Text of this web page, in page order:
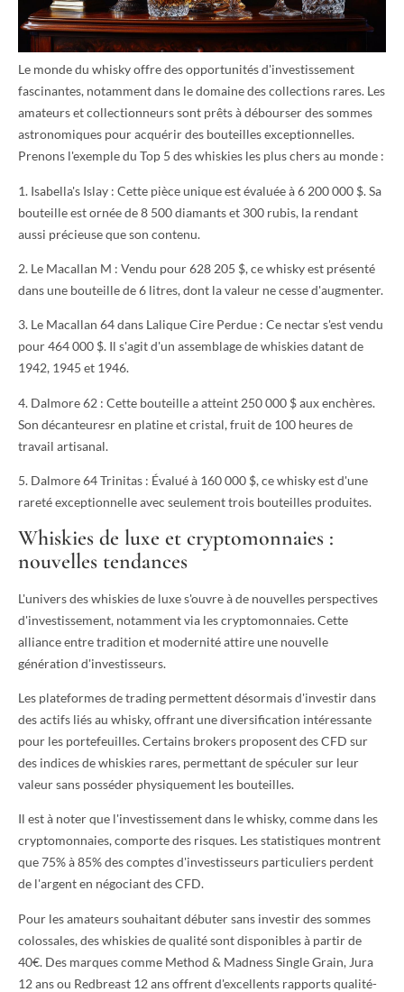
Le monde du whisky offre des opportunités d'investissement
fascinantes, notamment dans le domaine des collections rares. Les
amateurs et collectionneurs sont prêts à débourser des sommes
astronomiques pour acquérir des bouteilles exceptionnelles.
Prenons l'exemple du Top 5 des whiskies les plus chers au monde :
1. Isabella's Islay : Cette pièce unique est évaluée à 6 200 000 $. Sa
bouteille est ornée de 8 500 diamants et 300 rubis, la rendant
aussi précieuse que son contenu.
2. Le Macallan M : Vendu pour 628 205 $, ce whisky est présenté
dans une bouteille de 6 litres, dont la valeur ne cesse d'augmenter.
3. Le Macallan 64 dans Lalique Cire Perdue : Ce nectar s'est vendu
pour 464 000 $. Il s'agit d'un assemblage de whiskies datant de
1942, 1945 et 1946.
4. Dalmore 62 : Cette bouteille a atteint 250 000 $ aux enchères.
Son décanteuresr en platine et cristal, fruit de 100 heures de
travail artisanal.
5. Dalmore 64 Trinitas : Évalué à 160 000 $, ce whisky est d'une
rareté exceptionnelle avec seulement trois bouteilles produites.
Whiskies de luxe et cryptomonnaies :
nouvelles tendances
L'univers des whiskies de luxe s'ouvre à de nouvelles perspectives
d'investissement, notamment via les cryptomonnaies. Cette
alliance entre tradition et modernité attire une nouvelle
génération d'investisseurs.
Les plateformes de trading permettent désormais d'investir dans
des actifs liés au whisky, offrant une diversification intéressante
pour les portefeuilles. Certains brokers proposent des CFD sur
des indices de whiskies rares, permettant de spéculer sur leur
valeur sans posséder physiquement les bouteilles.
Il est à noter que l'investissement dans le whisky, comme dans les
cryptomonnaies, comporte des risques. Les statistiques montrent
que 75% à 85% des comptes d'investisseurs particuliers perdent
de l'argent en négociant des CFD.
Pour les amateurs souhaitant débuter sans investir des sommes
colossales, des whiskies de qualité sont disponibles à partir de
40€. Des marques comme Method & Madness Single Grain, Jura
12 ans ou Redbreast 12 ans offrent d'excellents rapports qualité-